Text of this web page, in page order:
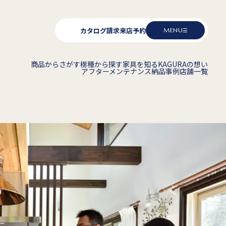
カタログ請求来店予約 MENU
商品からさがす樹種から探す家具を知るKAGURAの想い
アフターメンテナンス納品事例店舗一覧